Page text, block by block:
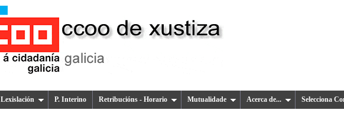
Lexislación P. Interino Retribucións - Horario Mutualidade Acerca de... Selecciona